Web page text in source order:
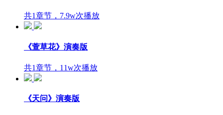
共1章节，7.9w次播放
《萱草花》演奏版
共1章节，11w次播放
《天问》演奏版